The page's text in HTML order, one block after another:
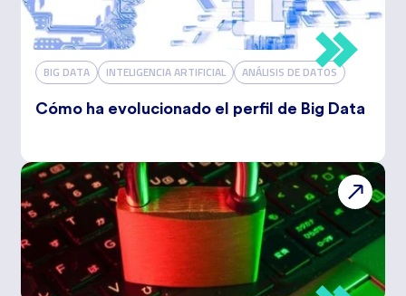
BIG DATA INTELIGENCIA ARTIFICIAL ANÁLISIS DE DATOS
Cómo ha evolucionado el perfil de Big Data